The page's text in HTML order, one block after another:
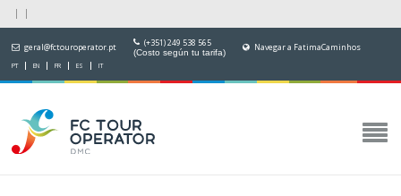
geral@fctouroperator.pt (+351) 249 538 565
(Costo según tu tarifa) Navegar a FatimaCaminhos
PT EN FR ES IT